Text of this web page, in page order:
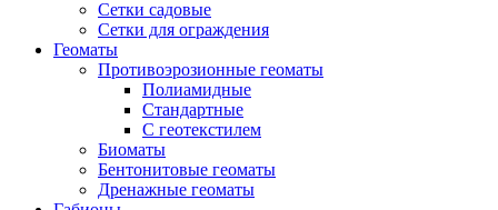
Сетки садовые
Сетки для ограждения
Геоматы
Противоэрозионные геоматы
Полиамидные
Стандартные
С геотекстилем
Биоматы
Бентонитовые геоматы
Дренажные геоматы